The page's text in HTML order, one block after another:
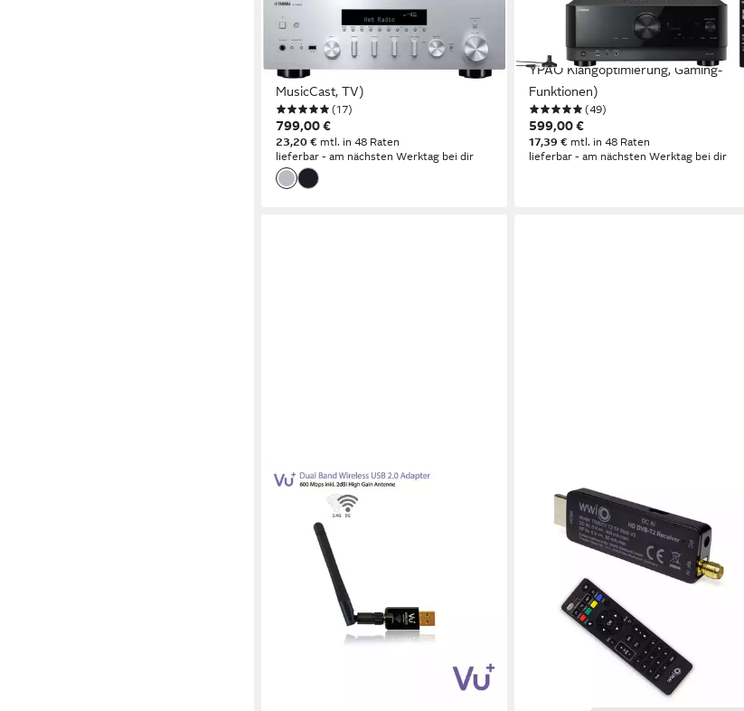
YAMAHA
R-N600A Netzwerk-Receiver
(Bluetooth, LAN (Ethernet), (WLAN,
Spotify, Amazon Music, Phono,
MusicCast, TV)
(17)
799,00 €
23,20 € mtl. in 48 Raten
lieferbar - am nächsten Werktag bei dir
YAMAHA
RX-V4A AV-Receiver 5.2 (Bluetooth,
WLAN, kabelloser Surround-Sound,
YPAO Klangoptimierung, Gaming-
Funktionen)
(49)
599,00 €
17,39 € mtl. in 48 Raten
lieferbar - am nächsten Werktag bei dir